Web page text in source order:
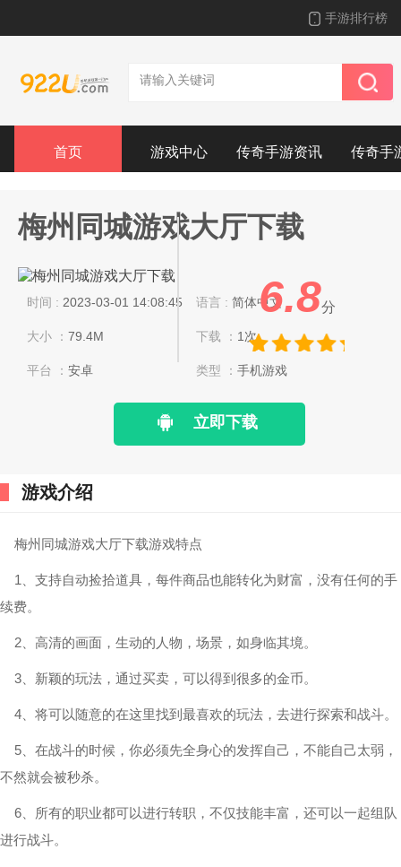
手游排行榜
首页 游戏中心 传奇手游资讯 传奇手
梅州同城游戏大厅下载
时间 : 2023-03-01 14:08:45 语言 :简体中文
大小 ： 79.4M 下载 ： 1次
平台 ： 安卓 类型 ：手机游戏
立即下载
6.8分
游戏介绍
梅州同城游戏大厅下载游戏特点
1、支持自动捡拾道具，每件商品也能转化为财富，没有任何的手
续费。
2、高清的画面，生动的人物，场景，如身临其境。
3、新颖的玩法，通过买卖，可以得到很多的金币。
4、将可以随意的在这里找到最喜欢的玩法，去进行探索和战斗。
5、在战斗的时候，你必须先全身心的发挥自己，不能自己太弱，
不然就会被秒杀。
6、所有的职业都可以进行转职，不仅技能丰富，还可以一起组队
进行战斗。